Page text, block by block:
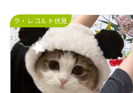
ラ・レコルト伏見